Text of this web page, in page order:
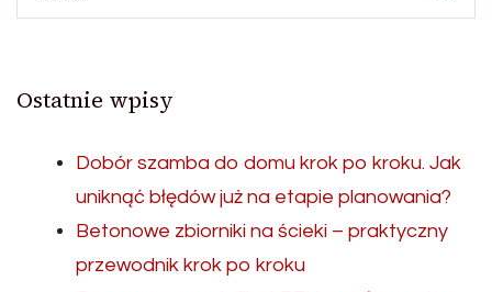
Ostatnie wpisy
Dobór szamba do domu krok po kroku. Jak
uniknąć błędów już na etapie planowania?
Betonowe zbiorniki na ścieki – praktyczny
przewodnik krok po kroku